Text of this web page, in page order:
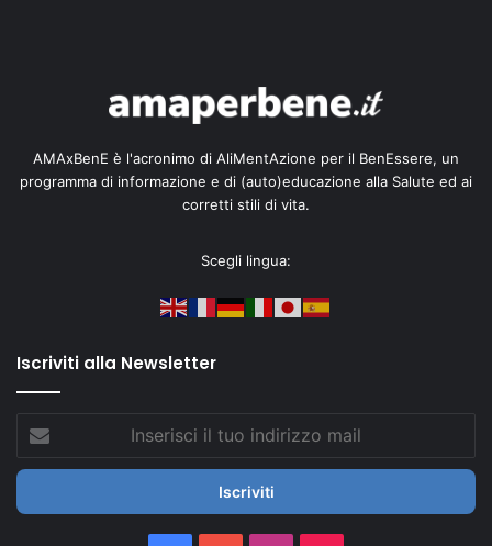
AMAxBenE è l'acronimo di AliMentAzione per il BenEssere, un
programma di informazione e di (auto)educazione alla Salute ed ai
corretti stili di vita.
Scegli lingua:
Iscriviti alla Newsletter
tuo
mail